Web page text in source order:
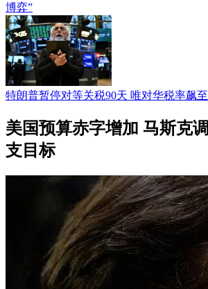
博弈”
特朗普暂停对等关税90天 唯对华税率飙
美国预算赤字增加 马斯克
支目标